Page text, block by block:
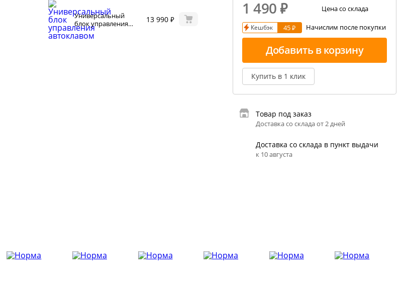
автоклаве
Коррекция показаний ареометра
Разбавление и испарение сусла
Содержание алкоголя в пиве
Универсальный
блок управления
автоклавом
13 990 ₽
1 490 ₽ Цена со склада
Кешбэк 45 ₽ Начислим после покупки
Добавить в корзину
Купить в 1 клик
Товар под заказ
Доставка со склада от 2 дней
Доставка со склада в пункт выдачи
к 10 августа